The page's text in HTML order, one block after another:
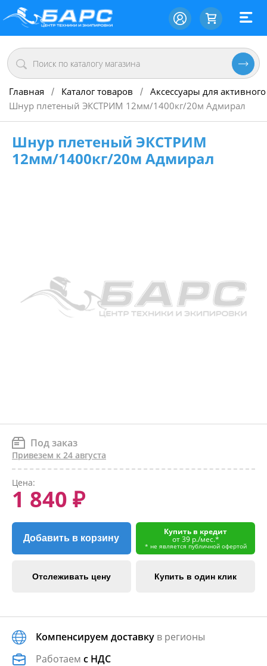
Главная / Каталог товаров / Аксессуары для
Шнур плетеный ЭКСТРИМ 12мм/1400кг/20м Адмирал
Шнур плетеный ЭКСТРИМ
12мм/1400кг/20м Адмирал
Под заказ
Привезем к 24 августа
Цена:
1 840 ₽
Добавить в корзину
Купить в кредит
от 39 р./мес.*
* не является публичной офертой
Отслеживать цену Купить в один клик
Компенсируем доставку в регионы
Работаем с НДС